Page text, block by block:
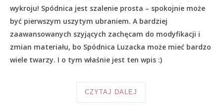
wykroju! Spódnica jest szalenie prosta – spokojnie może
być pierwszym uszytym ubraniem. A bardziej
zaawansowanych szyjących zachęcam do modyfikacji i
zmian materiału, bo Spódnica Luzacka może mieć bardzo
wiele twarzy. I o tym właśnie jest ten wpis :)
CZYTAJ DALEJ